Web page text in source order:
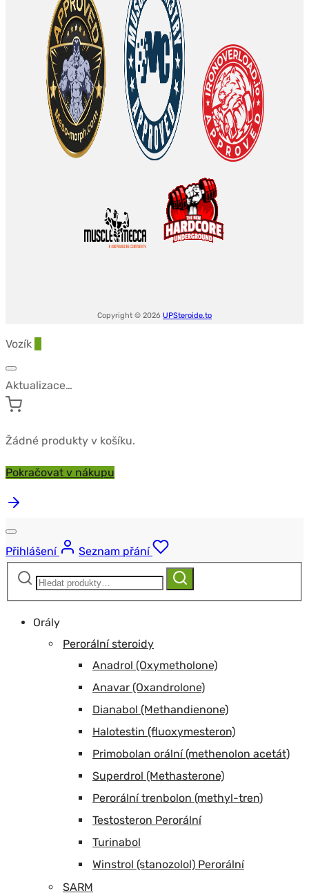
Copyright © 2026 UPSteroide.to
Vozík
Aktualizace…
Žádné produkty v košíku.
Pokračovat v nákupu
Přihlášení
Seznam přání
Hledat:
Hledat
Orály
Perorální steroidy
Anadrol (Oxymetholone)
Anavar (Oxandrolone)
Dianabol (Methandienone)
Halotestin (fluoxymesteron)
Primobolan orální (methenolon acetát)
Superdrol (Methasterone)
Perorální trenbolon (methyl-tren)
Testosteron Perorální
Turinabol
Winstrol (stanozolol) Perorální
SARM